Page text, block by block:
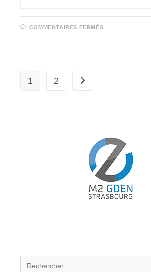
COMMENTAIRES FERMÉSSUR
L’ETAT
!
1 2 Aller à la page suivante